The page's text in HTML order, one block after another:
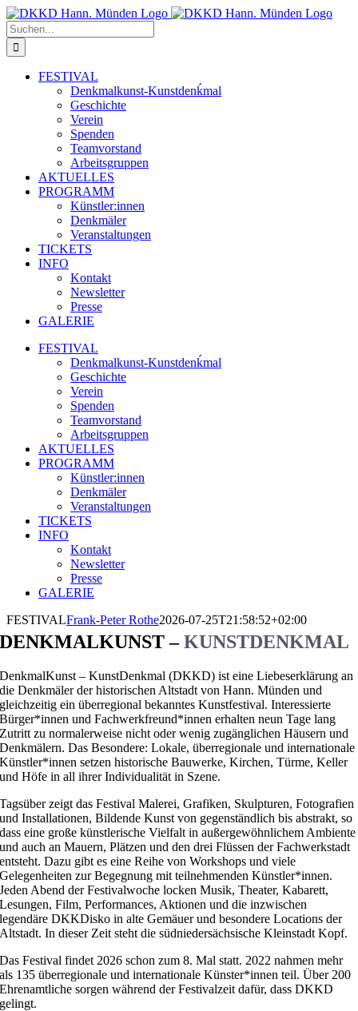
Zum
Inhalt
springen
Suche
nach:
FESTIVAL
Denkmalkunst-Kunstdenḱmal
Geschichte
Verein
Spenden
Teamvorstand
Arbeitsgruppen
AKTUELLES
PROGRAMM
Künstler:innen
Denkmäler
Veranstaltungen
TICKETS
INFO
Kontakt
Newsletter
Presse
GALERIE
FESTIVAL
Denkmalkunst-Kunstdenḱmal
Geschichte
Verein
Spenden
Teamvorstand
Arbeitsgruppen
AKTUELLES
PROGRAMM
Künstler:innen
Denkmäler
Veranstaltungen
TICKETS
INFO
Kontakt
Newsletter
Presse
GALERIE
FESTIVALFrank-Peter Rothe2026-07-25T21:58:52+02:00
DENKMALKUNST –KUNSTDENKMAL
DenkmalKunst – KunstDenkmal (DKKD) ist eine Liebeserklärung an
die Denkmäler der historischen Altstadt von Hann. Münden und
gleichzeitig ein überregional bekanntes Kunstfestival. Interessierte
Bürger*innen und Fachwerkfreund*innen erhalten neun Tage lang
Zutritt zu normalerweise nicht oder wenig zugänglichen Häusern und
Denkmälern. Das Besondere: Lokale, überregionale und internationale
Künstler*innen setzen historische Bauwerke, Kirchen, Türme, Keller
und Höfe in all ihrer Individualität in Szene.
Tagsüber zeigt das Festival Malerei, Grafiken, Skulpturen, Fotografien
und Installationen, Bildende Kunst von gegenständlich bis abstrakt, so
dass eine große künstlerische Vielfalt in außergewöhnlichem Ambiente
und auch an Mauern, Plätzen und den drei Flüssen der Fachwerkstadt
entsteht. Dazu gibt es eine Reihe von Workshops und viele
Gelegenheiten zur Begegnung mit teilnehmenden Künstler*innen.
Jeden Abend der Festivalwoche locken Musik, Theater, Kabarett,
Lesungen, Film, Performances, Aktionen und die inzwischen
legendäre DKKDisko in alte Gemäuer und besondere Locations der
Altstadt. In dieser Zeit steht die südniedersächsische Kleinstadt Kopf.
Das Festival findet 2026 schon zum 8. Mal statt. 2022 nahmen mehr
als 135 überregionale und internationale Künster*innen teil. Über 200
Ehrenamtliche sorgen während der Festivalzeit dafür, dass DKKD
gelingt.